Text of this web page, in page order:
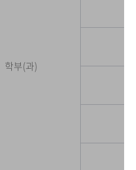
학부(과)